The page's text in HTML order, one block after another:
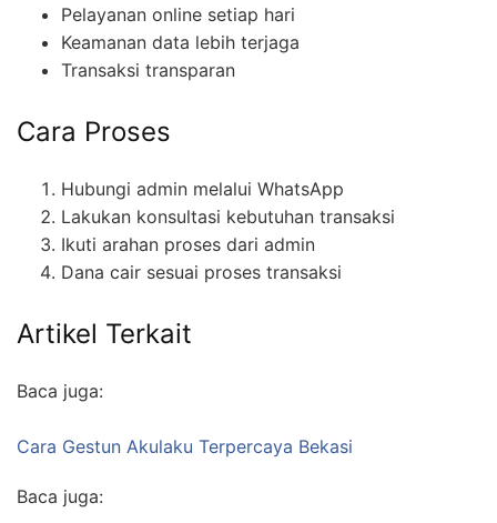
Pelayanan online setiap hari
Keamanan data lebih terjaga
Transaksi transparan
Cara Proses
Hubungi admin melalui WhatsApp
Lakukan konsultasi kebutuhan transaksi
Ikuti arahan proses dari admin
Dana cair sesuai proses transaksi
Artikel Terkait
Baca juga:
Cara Gestun Akulaku Terpercaya Bekasi
Baca juga: